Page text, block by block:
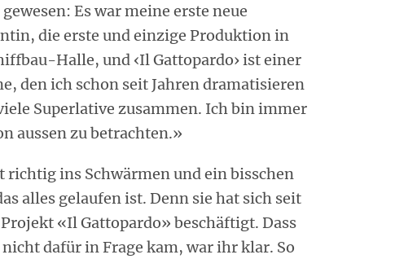
Es war meine erste neue
die erste und einzige Produktion in
Halle, und ‹Il Gattopardo› ist einer
den ich schon seit Jahren dramatisieren
Superlative zusammen. Ich bin immer
aussen zu betrachten.»
richtig ins Schwärmen und ein bisschen
alles gelaufen ist. Denn sie hat sich seit
«Il Gattopardo» beschäftigt. Dass
dafür in Frage kam, war ihr klar. So